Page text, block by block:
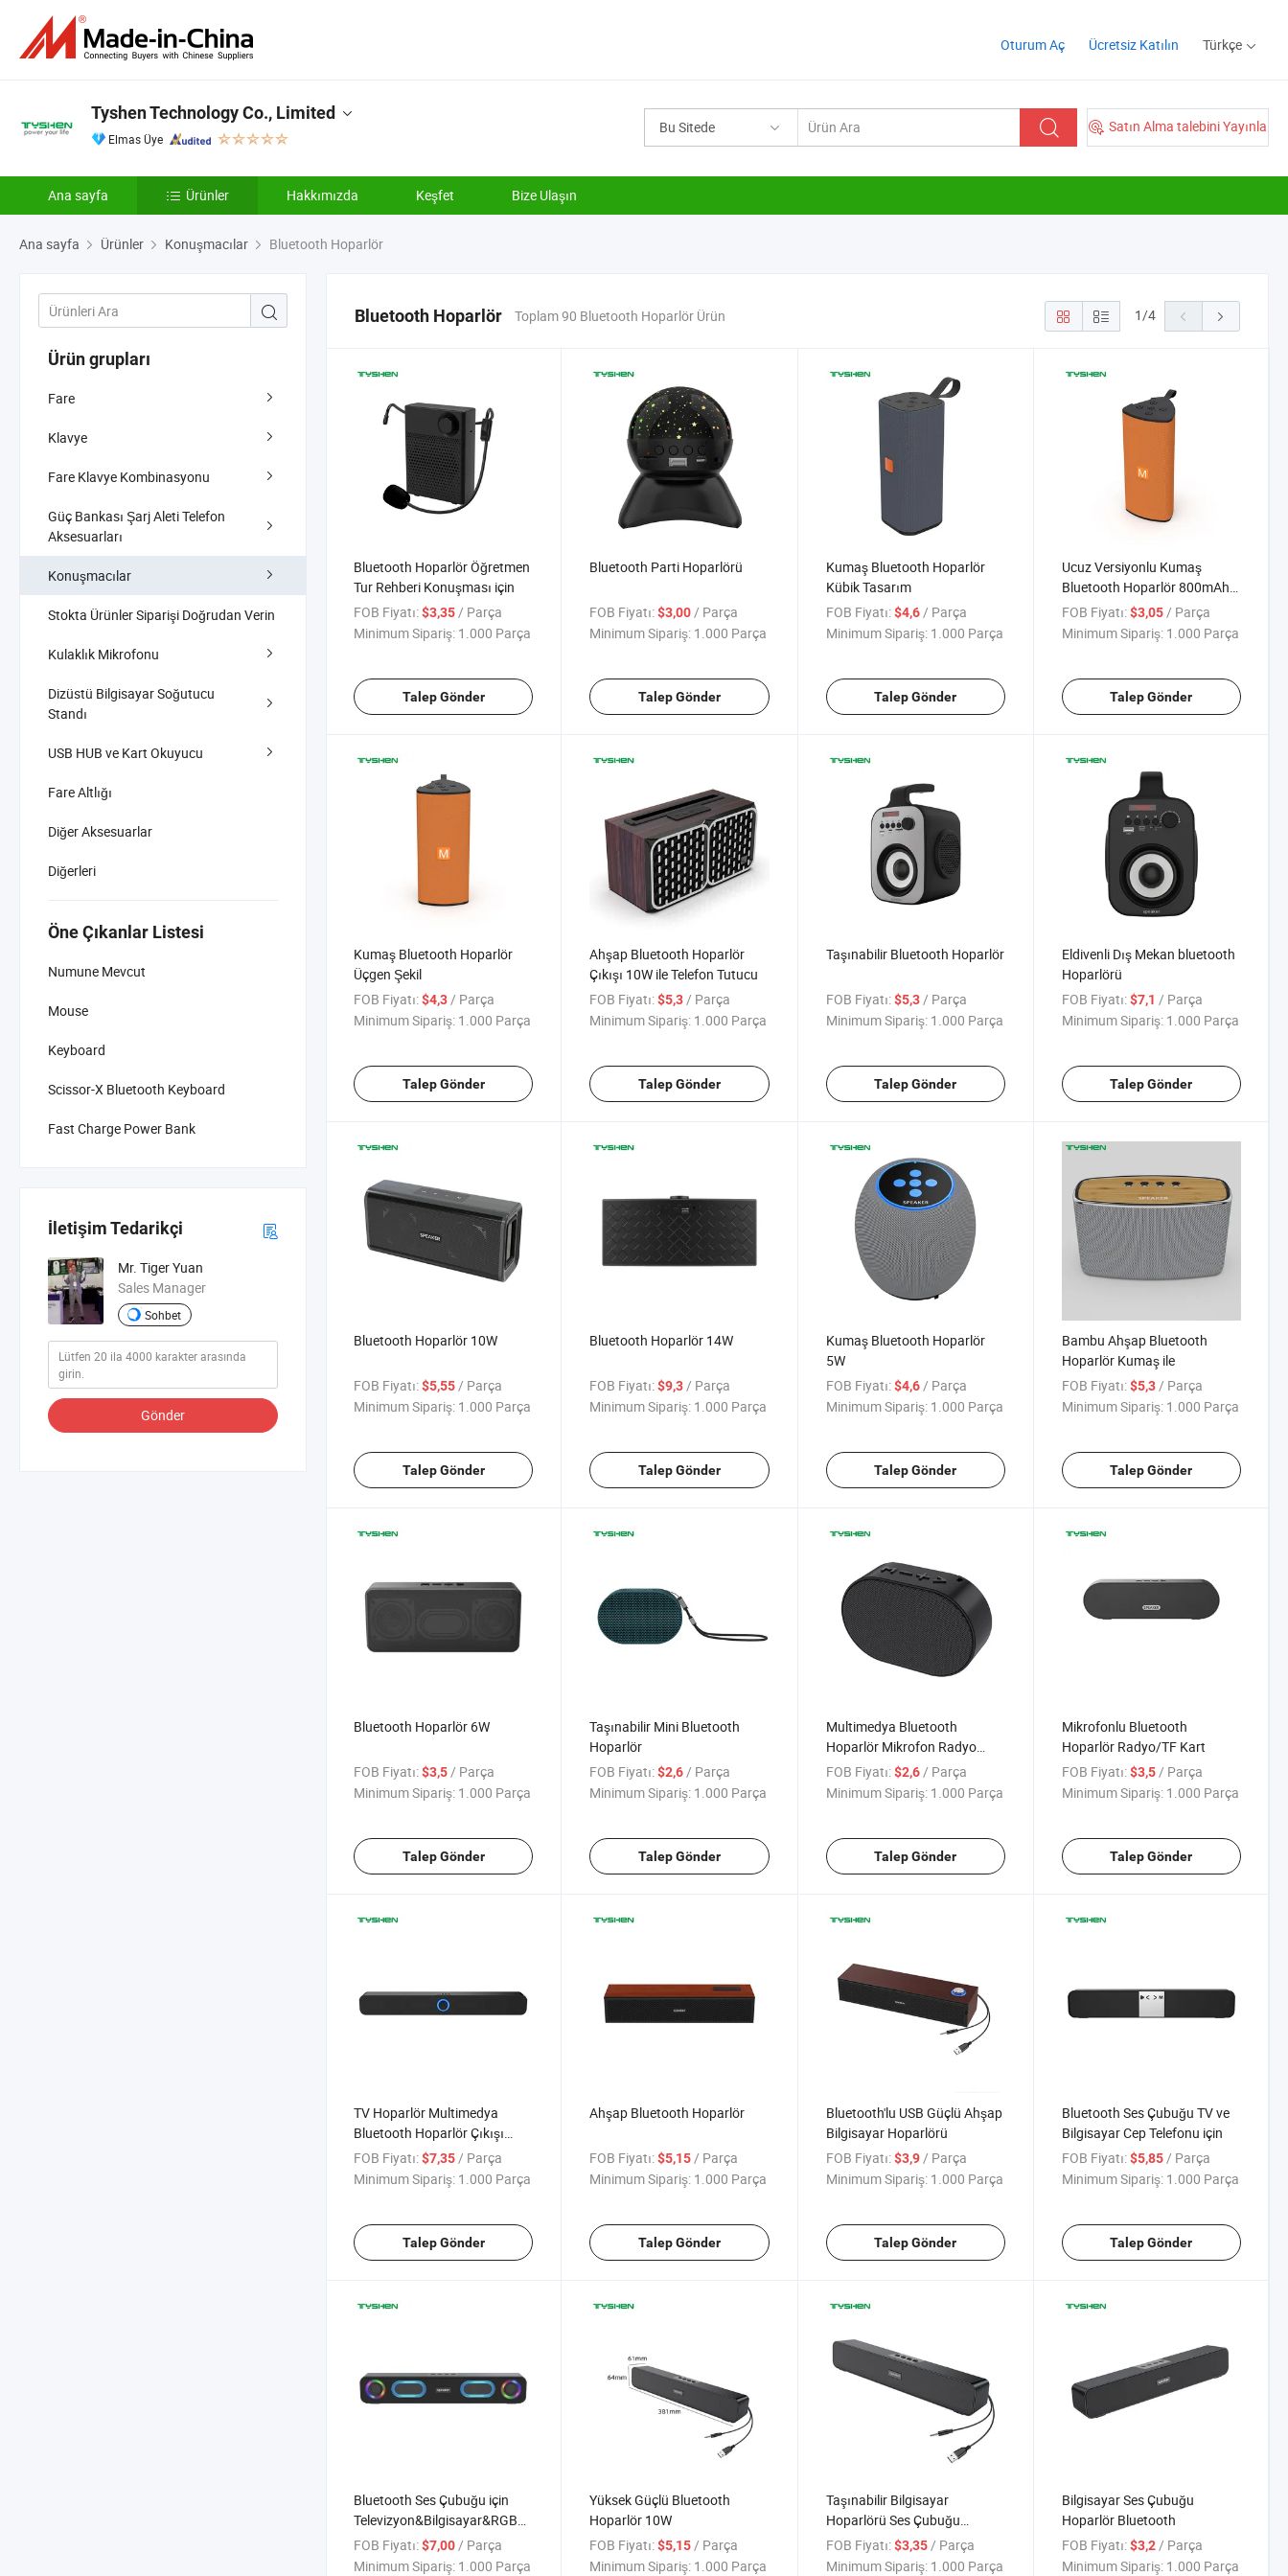
Oturum Aç Ücretsiz Katılın Türkçe
Bu Sitede Satın Alma talebini Yayınla
Tyshen Technology Co., Limited
Elmas Üye
Ana sayfa Ürünler Hakkımızda Keşfet Bize Ulaşın
Ana sayfa Ürünler Konuşmacılar Bluetooth Hoparlör
Ürün grupları
Fare
Klavye
Fare Klavye Kombinasyonu
Güç Bankası Şarj Aleti Telefon
Aksesuarları
Konuşmacılar
Stokta Ürünler Siparişi Doğrudan Verin
Kulaklık Mikrofonu
Dizüstü Bilgisayar Soğutucu
Standı
USB HUB ve Kart Okuyucu
Fare Altlığı
Diğer Aksesuarlar
Diğerleri
Öne Çıkanlar Listesi
Numune Mevcut
Mouse
Keyboard
Scissor-X Bluetooth Keyboard
Fast Charge Power Bank
İletişim Tedarikçi
Mr. Tiger Yuan
Sales Manager
Sohbet
Gönder
Bluetooth Hoparlör Toplam 90 Bluetooth Hoparlör Ürün 1/4
Bluetooth Hoparlör Öğretmen
Tur Rehberi Konuşması için
FOB Fiyatı:$3,35/ Parça
Minimum Sipariş: 1.000 Parça
Talep Gönder
Bluetooth Parti Hoparlörü
FOB Fiyatı: $3,00/ Parça
Minimum Sipariş: 1.000 Parça
Talep Gönder
Kumaş Bluetooth Hoparlör
Kübik Tasarım
FOB Fiyatı: $4,6/ Parça
Minimum Sipariş: 1.000 Parça
Talep Gönder
Ucuz Versiyonlu Kumaş
Bluetooth Hoparlör 800mAh
Pil ile
FOB Fiyatı: $3,05/ Parça
Minimum Sipariş: 1.000 Parça
Talep Gönder
Kumaş Bluetooth Hoparlör
Üçgen Şekil
FOB Fiyatı:$4,3 / Parça
Minimum Sipariş: 1.000 Parça
Talep Gönder
Ahşap Bluetooth Hoparlör
Çıkışı 10W ile Telefon Tutucu
FOB Fiyatı: $5,3 / Parça
Minimum Sipariş: 1.000 Parça
Talep Gönder
Taşınabilir Bluetooth Hoparlör
FOB Fiyatı: $5,3 / Parça
Minimum Sipariş: 1.000 Parça
Talep Gönder
Eldivenli Dış Mekan bluetooth
Hoparlörü
FOB Fiyatı: $7,1 / Parça
Minimum Sipariş: 1.000 Parça
Talep Gönder
Bluetooth Hoparlör 10W
FOB Fiyatı:$5,55 / Parça
Minimum Sipariş: 1.000 Parça
Talep Gönder
Bluetooth Hoparlör 14W
FOB Fiyatı: $9,3 / Parça
Minimum Sipariş: 1.000 Parça
Talep Gönder
Kumaş Bluetooth Hoparlör
5W
FOB Fiyatı: $4,6 / Parça
Minimum Sipariş: 1.000 Parça
Talep Gönder
Bambu Ahşap Bluetooth
Hoparlör Kumaş ile
FOB Fiyatı: $5,3 / Parça
Minimum Sipariş: 1.000 Parça
Talep Gönder
Bluetooth Hoparlör 6W
FOB Fiyatı:$3,5/ Parça
Minimum Sipariş: 1.000 Parça
Talep Gönder
Taşınabilir Mini Bluetooth
Hoparlör
FOB Fiyatı: $2,6 / Parça
Minimum Sipariş: 1.000 Parça
Talep Gönder
Multimedya Bluetooth
Hoparlör Mikrofon Radyo
Flash Bellek/TF Kart
FOB Fiyatı: $2,6/ Parça
Minimum Sipariş: 1.000 Parça
Talep Gönder
Mikrofonlu Bluetooth
Hoparlör Radyo/TF Kart
FOB Fiyatı: $3,5/ Parça
Minimum Sipariş: 1.000 Parça
Talep Gönder
TV Hoparlör Multimedya
Bluetooth Hoparlör Çıkışı
20W
FOB Fiyatı:$7,35/ Parça
Minimum Sipariş: 1.000 Parça
Talep Gönder
Ahşap Bluetooth Hoparlör
FOB Fiyatı: $5,15/ Parça
Minimum Sipariş: 1.000 Parça
Talep Gönder
Bluetooth'lu USB Güçlü Ahşap
Bilgisayar Hoparlörü
FOB Fiyatı: $3,9/ Parça
Minimum Sipariş: 1.000 Parça
Talep Gönder
Bluetooth Ses Çubuğu TV ve
Bilgisayar Cep Telefonu için
FOB Fiyatı: $5,85/ Parça
Minimum Sipariş: 1.000 Parça
Talep Gönder
Bluetooth Ses Çubuğu için
Televizyon&Bilgisayar&RGB
Aydınlatma
FOB Fiyatı:$7,00 / Parça
Minimum Sipariş: 1.000 Parça
Yüksek Güçlü Bluetooth
Hoparlör 10W
FOB Fiyatı: $5,15 / Parça
Minimum Sipariş: 1.000 Parça
Taşınabilir Bilgisayar
Hoparlörü Ses Çubuğu
Bluetooth ile
FOB Fiyatı: $3,35 / Parça
Minimum Sipariş: 1.000 Parça
Bilgisayar Ses Çubuğu
Hoparlör Bluetooth
FOB Fiyatı: $3,2 / Parça
Minimum Sipariş: 1.000 Parça